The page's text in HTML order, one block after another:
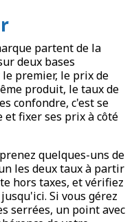
partent de la
deux bases
premier, le prix de
produit, le taux de
confondre, c'est se
fixer ses prix à côté
quelques-uns de
les deux taux à partir
hors taxes, et vérifiez
Si vous gérez
serrées, un point avec